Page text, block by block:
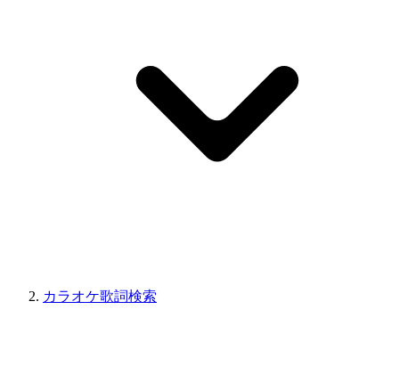
カラオケ歌詞検索